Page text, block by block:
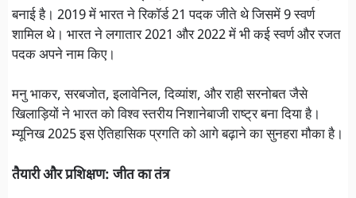
बनाई है। 2019 में भारत ने रिकॉर्ड 21 पदक जीते थे जिसमें 9 स्वर्ण
शामिल थे। भारत ने लगातार 2021 और 2022 में भी कई स्वर्ण और रजत
पदक अपने नाम किए।
मनु भाकर, सरबजोत, इलावेनिल, दिव्यांश, और राही सरनोबत जैसे
खिलाड़ियों ने भारत को विश्व स्तरीय निशानेबाजी राष्ट्र बना दिया है।
म्यूनिख 2025 इस ऐतिहासिक प्रगति को आगे बढ़ाने का सुनहरा मौका है।
तैयारी और प्रशिक्षण: जीत का तंत्र